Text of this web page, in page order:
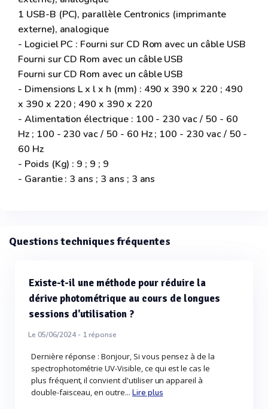
1 USB-B (PC), parallèle Centronics (imprimante
externe), analogique
- Logiciel PC : Fourni sur CD Rom avec un câble USB
Fourni sur CD Rom avec un câble USB
Fourni sur CD Rom avec un câble USB
- Dimensions L x l x h (mm) : 490 x 390 x 220 ; 490
x 390 x 220 ; 490 x 390 x 220
- Alimentation électrique : 100 - 230 vac / 50 - 60
Hz ; 100 - 230 vac / 50 - 60 Hz ; 100 - 230 vac / 50 -
60 Hz
- Poids (Kg) : 9 ; 9 ; 9
- Garantie : 3 ans ; 3 ans ; 3 ans
Questions techniques fréquentes
Existe-t-il une méthode pour réduire la
dérive photométrique au cours de longues
sessions d'utilisation ?
Le 05/06/2024 - 1réponse
Dernière réponse : Bonjour, Si vous pensez à de la
spectrophotométrie UV-Visible, ce qui est le cas le
plus fréquent, il convient d'utiliser un appareil à
double-faisceau, en outre... Lire plus